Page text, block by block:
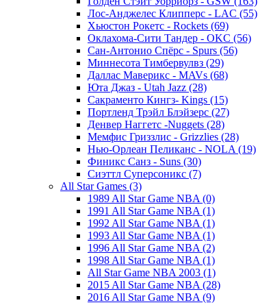
Лос-Анджелес Клипперс - LAC (55)
Хьюстон Рокетс - Rockets (69)
Оклахома-Сити Тандер - OKC (56)
Сан-Антонио Спёрс - Spurs (56)
Миннесота Тимбервулвз (29)
Даллас Маверикс - MAVs (68)
Юта Джаз - Utah Jazz (28)
Сакраменто Кингз- Kings (15)
Портленд Трэйл Блэйзерс (27)
Денвер Наггетс -Nuggets (28)
Мемфис Гриззлис - Grizzlies (28)
Нью-Орлеан Пеликанс - NOLA (19)
Финикс Санз - Suns (30)
Сиэттл Суперсоникс (7)
All Star Games (3)
1989 All Star Game NBA (0)
1991 All Star Game NBA (1)
1992 All Star Game NBA (1)
1993 All Star Game NBA (1)
1996 All Star Game NBA (2)
1998 All Star Game NBA (1)
All Star Game NBA 2003 (1)
2015 All Star Game NBA (28)
2016 All Star Game NBA (9)